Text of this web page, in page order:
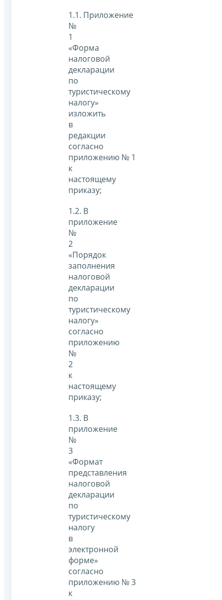
1.1. Приложение
№
1
«Форма
налоговой
декларации
по
туристическому
налогу»
изложить
в
редакции
согласно
приложению № 1
к
настоящему
приказу;
1.2. В
приложение
№
2
«Порядок
заполнения
налоговой
декларации
по
туристическому
налогу»
согласно
приложению
№
2
к
настоящему
приказу;
1.3. В
приложение
№
3
«Формат
представления
налоговой
декларации
по
туристическому
налогу
в
электронной
форме»
согласно
приложению № 3
к